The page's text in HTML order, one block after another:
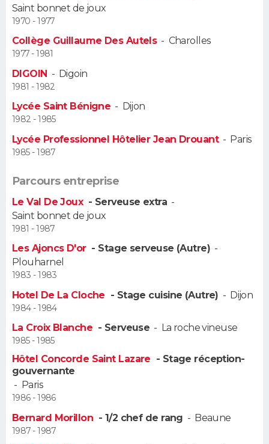
Alimentation
Guide de la santé
Maladies
Médicaments
Sommeil
Destinations
City break
Voyage nature
Voyage de noces
Forum
Climat
+
PHOTO
GUIDES D'ACHAT
BONS PLANS
CARTE DE VOEUX
PROGRAMME TV
COPAINS D'AVANT
S'inscrire
Se connecter
Lycées
Collèges
Primaires
Universités
Entreprises
Service militaire
Avis de recherche
AVIS DE DÉCÈS
FORUM
Bricolage
Lifestyle
Culture
Sport
Auto
Television
Voyage
Cinema
Saint bonnet de joux
1970 - 1977
Collège Guillaume Des Autels- Charolles
1977 - 1981
DIGOIN - Digoin
1981 - 1982
Lycée Saint Bénigne - Dijon
1982 - 1985
Lycée Professionnel Hôtelier Jean Drouant- Paris
1985 - 1987
Parcours entreprise
Le Val De Joux - Serveuse extra -
Saint bonnet de joux
1981 - 1987
Les Ajoncs D'or - Stage serveuse (Autre) -
Plouharnel
1983 - 1983
Hotel De La Cloche - Stage cuisine (Autre) - Dijon
1984 - 1984
La Croix Blanche - Serveuse - La roche vineuse
1985 - 1985
Hôtel Concorde Saint Lazare - Stage réception-
gouvernante
- Paris
1986 - 1986
Bernard Morillon - 1/2 chef de rang - Beaune
1987 - 1987